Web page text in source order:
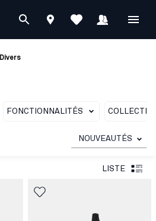
Divers
FONCTIONNALITÉS
NOUVEAUTÉS
LISTE